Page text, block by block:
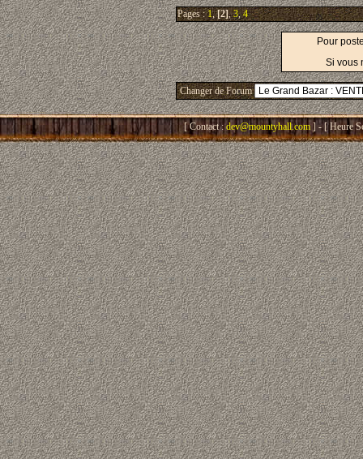
Pages :1,[2],3,4
Pour
Si vous
Changer de Forum
[ Contact : dev@mountyhall.com ] - [ Heure